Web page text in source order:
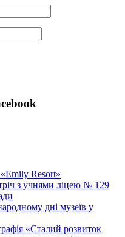
Resort»
з учнями ліцею № 129
дні музеїв у
«Сталий розвиток